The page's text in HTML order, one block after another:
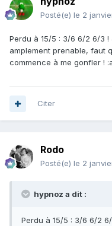
Posté(e) le 2
Perdu à 15/5 : 3/6 6/2 6/3
amplement prenable, faut
commence à me gonfler !
Citer
Rodo
Posté(e) le 2
hypnoz a dit :
Perdu à 15/5 : 3/6 6/2